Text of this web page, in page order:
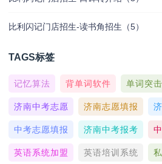
比利闪记门店招生-读书角招生（5）
TAGS标签
记忆算法 背单词软件 单词突
济南中考志愿 济南志愿填报
中考志愿填报 济南中考报考
英语系统加盟 英语培训系统